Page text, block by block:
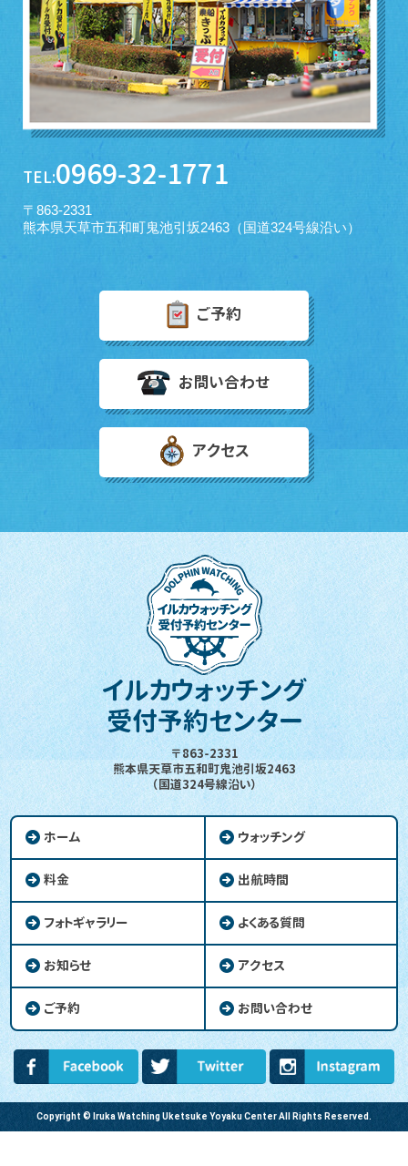
TEL:0969-32-1771
〒863-2331
熊本県天草市五和町鬼池引坂2463（国道324号線沿い）
ご予約
お問い合わせ
アクセス
イルカウォッチング
受付予約センター
〒863-2331
熊本県天草市五和町鬼池引坂2463
（国道324号線沿い）
ホーム ウォッチング
料金 出航時間
フォトギャラリー よくある質問
お知らせ アクセス
ご予約 お問い合わせ
Copyright © Iruka Watching Uketsuke Yoyaku Center All Rights Reserved.